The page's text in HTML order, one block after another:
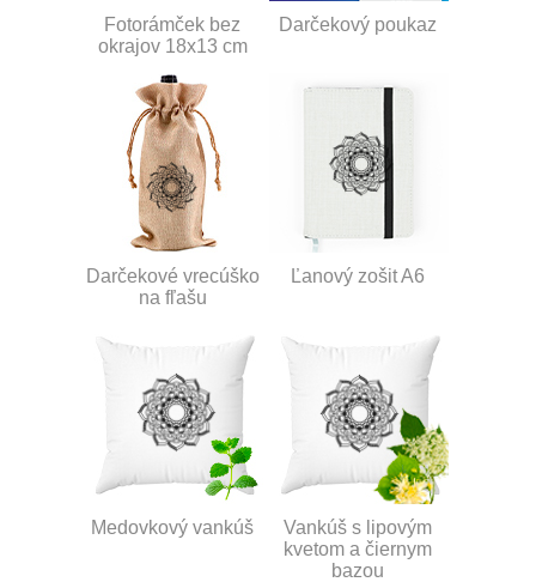
Fotorámček bez
okrajov 18x13 cm
Darčekový poukaz
Darčekové vrecúško
na fľašu
Ľanový zošit A6
Medovkový vankúš
Vankúš s lipovým
kvetom a čiernym
bazou